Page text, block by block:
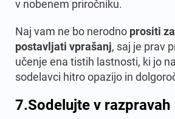
v nobenem priročniku.
Naj vam ne bo nerodno prositi
postavljati vprašanj, saj je prav
učenje ena tistih lastnosti, ki jo
sodelavci hitro opazijo in
7.Sodelujte v razpravah